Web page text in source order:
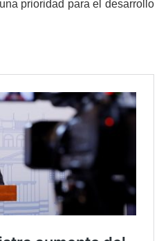
prioridad para el desarrollo